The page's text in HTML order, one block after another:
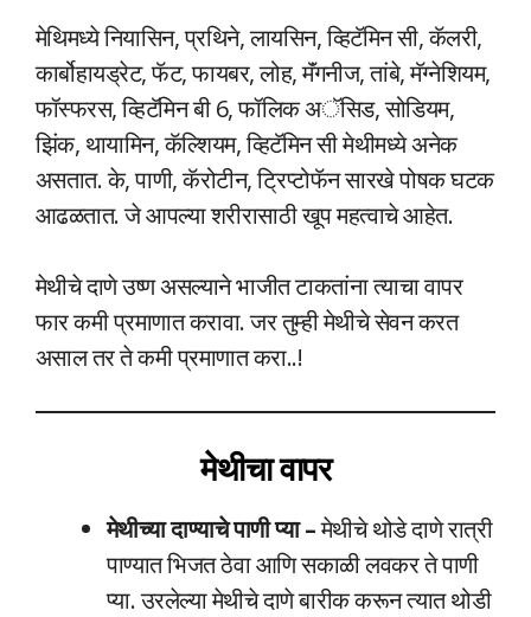
मेथिमध्ये नियासिन, प्रथिने, लायसिन, व्हिटॅमिन सी, कॅलरी,
कार्बोहायड्रेट, फॅट, फायबर, लोह, मॅंगनीज, तांबे, मॅग्नेशियम,
फॉस्फरस, व्हिटॅमिन बी 6, फॉलिक अॅसिड, सोडियम,
झिंक, थायामिन, कॅल्शियम, व्हिटॅमिन सी मेथीमध्ये अनेक
असतात. के, पाणी, कॅरोटीन, ट्रिप्टोफॅन सारखे पोषक घटक
आढळतात. जे आपल्या शरीरासाठी खूप महत्वाचे आहेत.
मेथीचे दाणे उष्ण असल्याने भाजीत टाकतांना त्याचा वापर
फार कमी प्रमाणात करावा. जर तुम्ही मेथीचे सेवन करत
असाल तर ते कमी प्रमाणात करा..!
मेथीचा वापर
मेथीच्या दाण्याचे पाणी प्या –मेथीचे थोडे दाणे रात्री
पाण्यात भिजत ठेवा आणि सकाळी लवकर ते पाणी
प्या. उरलेल्या मेथीचे दाणे बारीक करून त्यात थोडी